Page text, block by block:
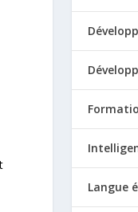
Langue